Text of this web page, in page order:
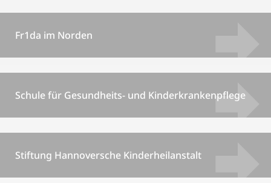
Fr1da im Norden
Schule für Gesundheits- und Kinderkrankenpflege
Stiftung Hannoversche Kinderheilanstalt